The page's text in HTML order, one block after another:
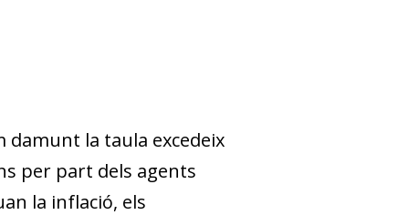
damunt la taula excedeix
per part dels agents
la inflació, els